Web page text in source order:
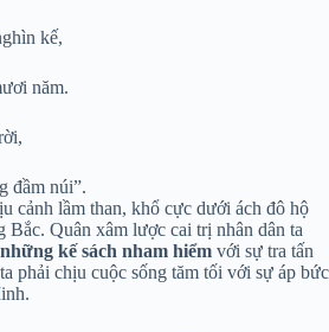
kế,
năm.
đầm núi”.
cảnh lầm than, khổ cực dưới ách đô hộ
Bắc. Quân xâm lược cai trị nhân dân ta
kế sách nham hiểm với sự tra tấn
phải chịu cuộc sống tăm tối với sự áp bức